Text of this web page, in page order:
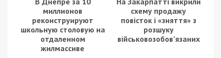
Правоохранители выяснили, что в доме живут
две семьи – женщина с пятью детьми и ее брат с
сожительницей. Последняя была пьяна, устроила